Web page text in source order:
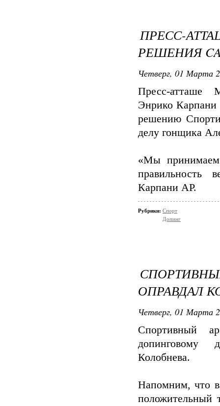
ПРЕСС-
РЕШЕНИЯ
Четверг, 01 Марта
Пресс-атташе
Энрико Карпани
решению
делу гонщика
«Мы
правильность
Карпани АР.
Рубрики: Спорт
Допинг
ОПРАВДАЛ
Четверг, 01 Марта
Спортивный
допинговому
Колобнева.
Напомним, что
положительный